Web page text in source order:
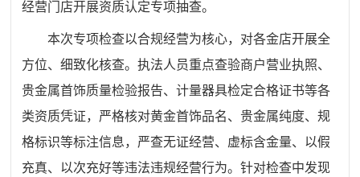
经营门店开展资质认定专项抽查。
本次专项检查以合规经营为核心，对各金店开展全
方位、细致化核查。执法人员重点查验商户营业执照、
贵金属首饰质量检验报告、计量器具检定合格证书等各
类资质凭证，严格核对黄金首饰品名、贵金属纯度、规
格标识等标注信息，严查无证经营、虚标含金量、以假
充真、以次充好等违法违规经营行为。针对检查中发现